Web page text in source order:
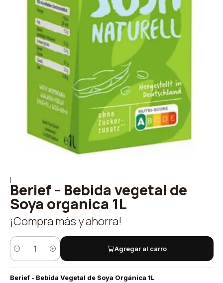
Berief - Bebida vegetal de
Soya organica 1L
¡Compra más y ahorra!
Cantidad
Agregar al carro
Berief - Bebida Vegetal de Soya Orgánica 1L